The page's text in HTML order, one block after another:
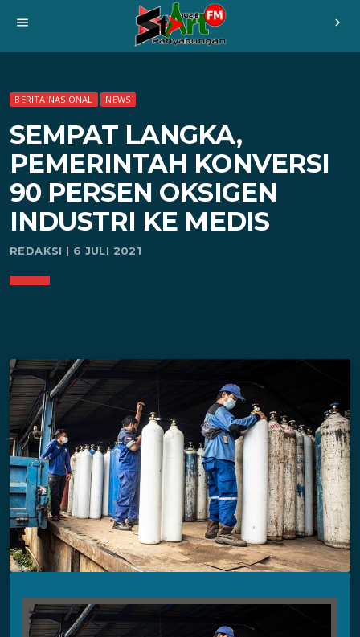
menu chevron_right
BERITA NASIONAL NEWS
SEMPAT LANGKA,
PEMERINTAH KONVERSI
90 PERSEN OKSIGEN
INDUSTRI KE MEDIS
REDAKSI | 6 JULI 2021